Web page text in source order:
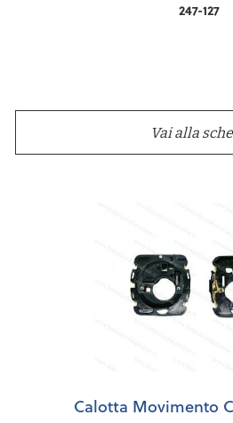
247-127
Vai alla
Calotta Movimento